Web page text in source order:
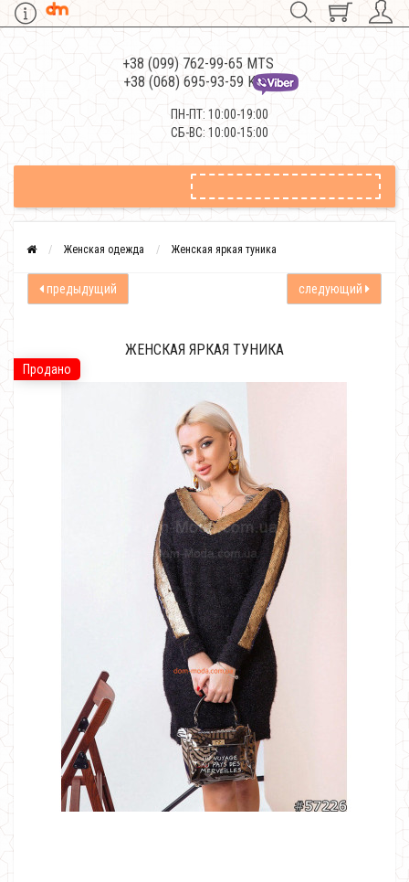
+38 (099) 762-99-65 MTS
+38 (068) 695-93-59 Kievstar
ПН-ПТ: 10:00-19:00
СБ-ВС: 10:00-15:00
Женская одежда Женская яркая туника
предыдущий следующий
Продано
ЖЕНСКАЯ ЯРКАЯ ТУНИКА